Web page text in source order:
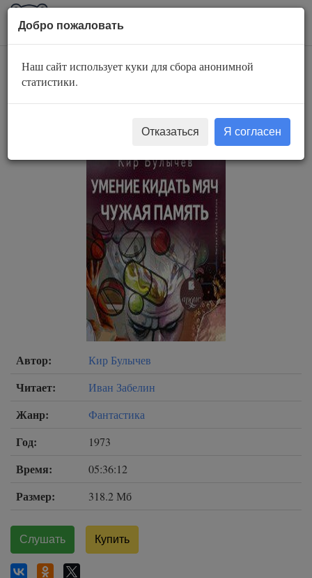
AuBook.org
Умение кидать мяч.
Чужая память
Автор: Кир Булычев
Читает: Иван Забелин
Жанр: Фантастика
Год: 1973
Время: 05:36:12
Размер: 318.2 Мб
Слушать Купить
Добро пожаловать
Наш сайт использует куки для сбора анонимной
статистики.
Отказаться Я согласен